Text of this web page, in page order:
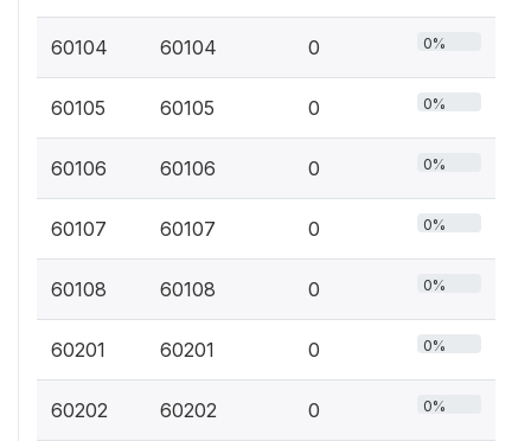
60104 60104 0 0%
60105 60105 0 0%
60106 60106 0 0%
60107 60107 0 0%
60108 60108 0 0%
60201 60201 0 0%
60202 60202 0 0%